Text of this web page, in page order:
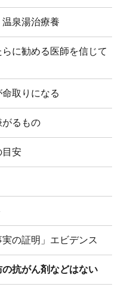
泉湯治療養
に勧める医師を信じて
取りになる
るもの
安
の証明」エビデンス
抗がん剤などはない